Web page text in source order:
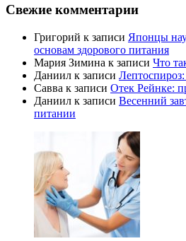
Свежие комментарии
Григорий к записи Японцы
основам здорового питания
Мария Зимина к записи Что
Даниил к записи
Савва к записи Отек Рейнке:
Даниил к записи Весенний
питании